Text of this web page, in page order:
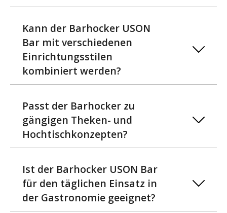
Kann der Barhocker USON
Bar mit verschiedenen
Einrichtungsstilen
kombiniert werden?
Passt der Barhocker zu
gängigen Theken- und
Hochtischkonzepten?
Ist der Barhocker USON Bar
für den täglichen Einsatz in
der Gastronomie geeignet?